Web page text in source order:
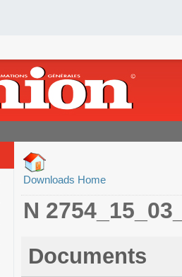
Downloads Home
N
Documents